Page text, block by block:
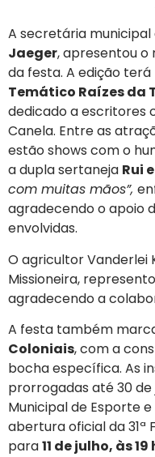
A secretária municipal
Jaeger, apresentou o
da festa. A edição
Temático Raízes da
dedicado a escritores
Canela. Entre as
estão shows com o
a dupla sertaneja Rui
com muitas mãos”,
agradecendo o apoio
envolvidas.
O agricultor Vanderlei
Missioneira,
agradecendo a
A festa também
Coloniais, com a
bocha específica. As
prorrogadas até 30
Municipal de Esporte e
abertura oficial da 31ª
para11 de julho, às